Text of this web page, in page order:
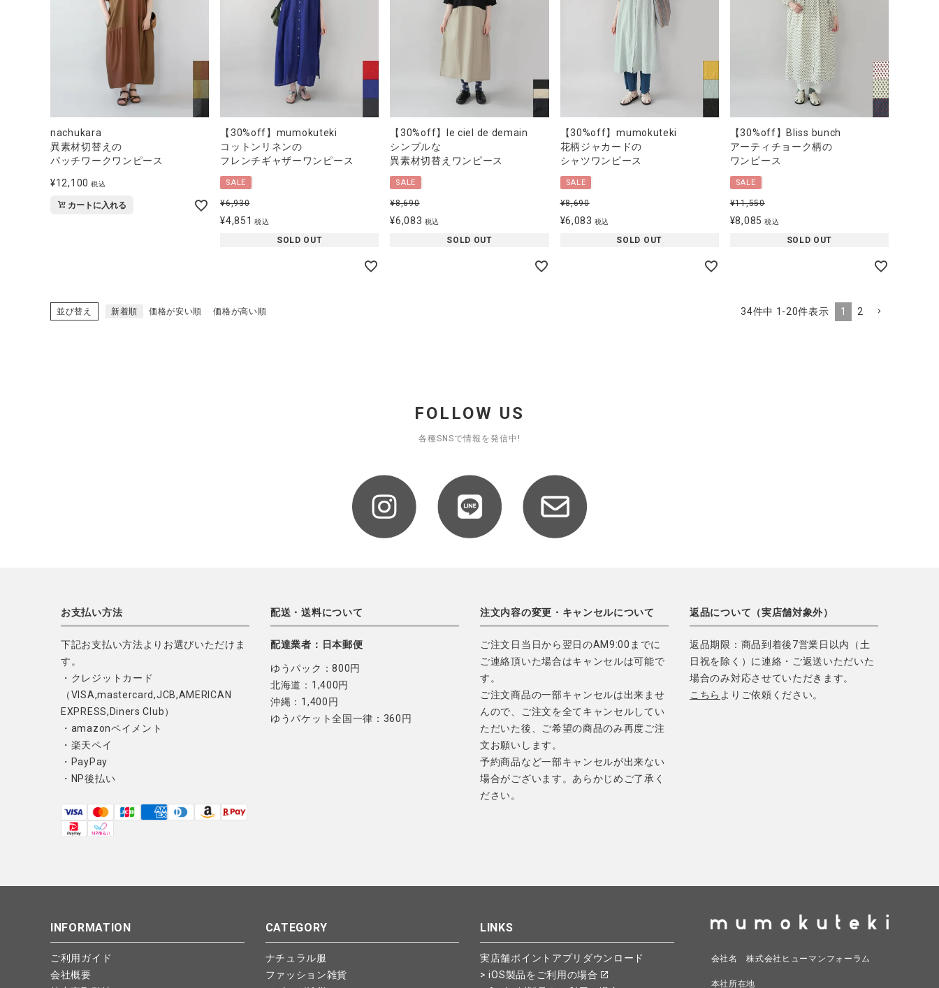
nachukara
異素材切替えの
パッチワークワンピース
¥12,100 税込
カートに入れる
【30%off】mumokuteki
コットンリネンの
フレンチギャザーワンピース
SALE
¥6,930
¥4,851 税込
SOLD OUT
【30%off】le ciel de demain
シンプルな
異素材切替えワンピース
SALE
¥8,690
¥6,083 税込
SOLD OUT
【30%off】mumokuteki
花柄ジャカードの
シャツワンピース
SALE
¥8,690
¥6,083 税込
SOLD OUT
【30%off】Bliss bunch
アーティチョーク柄の
ワンピース
SALE
¥11,550
¥8,085 税込
SOLD OUT
並び替え 新着順 価格が安い順 価格が高い順 34件中 1 -20件表示 1 2
FOLLOW US
各種SNSで情報を発信中!
お支払い方法
下記お支払い方法よりお選びいただけま
す。
・クレジットカード
（VISA,mastercard,JCB,AMERICAN
EXPRESS,Diners Club）
・amazonペイメント
・楽天ペイ
・PayPay
・NP後払い
配送・送料について
配達業者：日本郵便
ゆうパック：800円
北海道：1,400円
沖縄：1,400円
ゆうパケット全国一律：360円
注文内容の変更・キャンセルについて
ご注文日当日から翌日のAM9:00までに
ご連絡頂いた場合はキャンセルは可能で
す。
ご注文商品の一部キャンセルは出来ませ
んので、ご注文を全てキャンセルしてい
ただいた後、ご希望の商品のみ再度ご注
文お願いします。
予約商品など一部キャンセルが出来ない
場合がございます。あらかじめご了承く
ださい。
返品について（実店舗対象外）
返品期限：商品到着後7営業日以内（土
日祝を除く）に連絡・ご返送いただいた
場合のみ対応させていただきます。
こちら よりご依頼ください。
INFORMATION
ご利用ガイド
会社概要
CATEGORY
ナチュラル服
ファッション雑貨
LINKS
実店舗ポイントアプリダウンロード
> iOS製品をご利用の場合
会社名 株式会社ヒューマンフォーラム
本社所在地